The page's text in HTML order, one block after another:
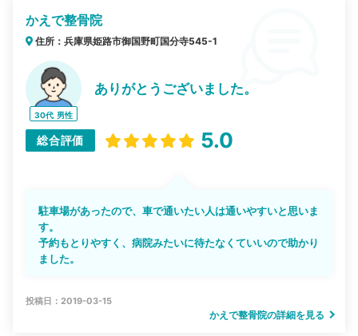
かえで整骨院
住所：兵庫県姫路市御国野町国分寺545-1
30代 男性
ありがとうございました。
総合評価 5.0
駐車場があったので、車で通いたい人は通いやすいと思いま
す。
予約もとりやすく、病院みたいに待たなくていいので助かり
ました。
投稿日：2019-03-15
かえで整骨院の詳細を見る